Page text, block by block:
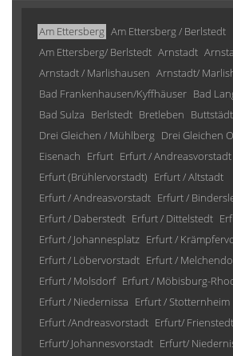
Am Ettersberg Am Ettersberg / Berlstedt
Am Ettersberg/ Berlstedt Arnstadt
Arnstadt / Marlishausen Arnstadt/
Bad Frankenhausen/Kyffhäuser Bad
Bad Sulza Berlstedt Bretleben Buttstädt
Drei Gleichen / Mühlberg Drei Gleichen
Eisenach Erfurt Erfurt / Andreasvorstadt
Erfurt (Brühlervorstadt) Erfurt / Altstadt
Erfurt / Andreasvorstadt Erfurt /
Erfurt / Daberstedt Erfurt / Dittelstedt
Erfurt / Johannesplatz Erfurt /
Erfurt / Löbervorstadt Erfurt /
Erfurt / Molsdorf Erfurt / Möbisburg-
Erfurt / Niedernissa Erfurt / Stotternheim
Erfurt /Andreasvorstadt Erfurt/ Frienstedt
Erfurt/ Johannesvorstadt Erfurt/